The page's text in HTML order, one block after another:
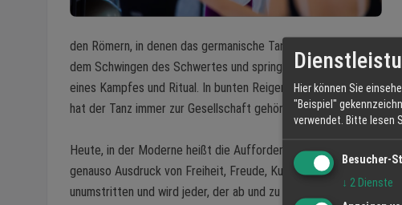
den Römern, in denen das germanische Tanzspiel beschrieben
dem Schwingen des Schwertes und springen über selbiges, war
eines Kampfes und Ritual. In bunten Reigen, nach festen Riten
hat der Tanz immer zur Gesellschaft gehört.
Heute, in der Moderne heißt die Aufforderung ganz klar: „Let´s
genauso Ausdruck von Freiheit, Freude, Kunst und immer noch
unumstritten und wird jeder, der ab und zu oder gar regelmäßig
Hier können Sie
"Beispiel"
verwendet. Bitte lesen
Besucher-
↓ 2 Dienste